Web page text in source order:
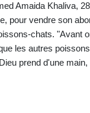
Amaida Khaliva,
pour vendre son
chats. "Avant
les autres
prend d'une